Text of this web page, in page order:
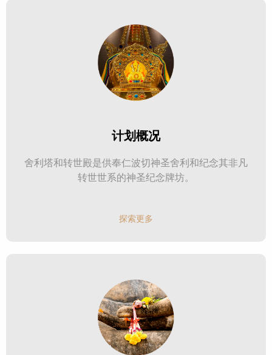
计划概况
舍利塔和转世殿是供奉仁波切神圣舍利和纪念其非凡
转世世系的神圣纪念牌坊。
探索更多